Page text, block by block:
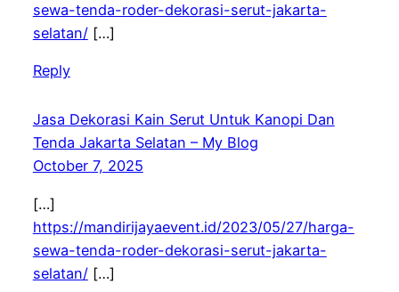
sewa-tenda-roder-dekorasi-serut-jakarta-
selatan/[…]
Reply
Jasa Dekorasi Kain Serut Untuk Kanopi Dan
Tenda Jakarta Selatan – My Blog
October 7, 2025
[…]
https://mandirijayaevent.id/2023/05/27/harga-
sewa-tenda-roder-dekorasi-serut-jakarta-
selatan/[…]